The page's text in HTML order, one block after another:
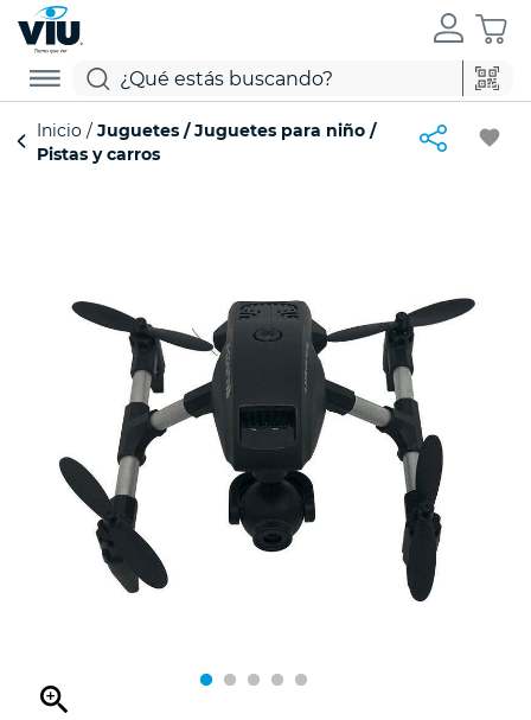
Inicio Juguetes Juguetes para niño
Pistas y carros
favorite
zoom_in